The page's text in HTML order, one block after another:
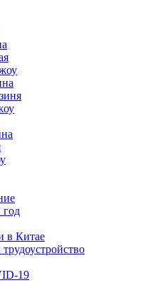
год
в Китае
19